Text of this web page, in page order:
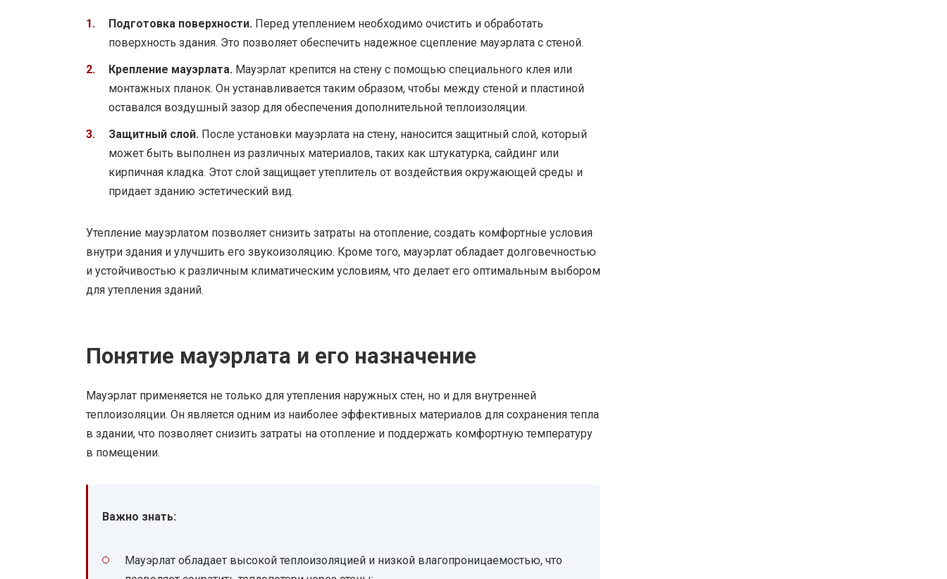
Подготовка поверхности. Перед утеплением необходимо очистить и обработать
поверхность здания. Это позволяет обеспечить надежное сцепление мауэрлата с стеной.
Крепление мауэрлата. Мауэрлат крепится на стену с помощью специального клея или
монтажных планок. Он устанавливается таким образом, чтобы между стеной и пластиной
оставался воздушный зазор для обеспечения дополнительной теплоизоляции.
Защитный слой. После установки мауэрлата на стену, наносится защитный слой, который
может быть выполнен из различных материалов, таких как штукатурка, сайдинг или
кирпичная кладка. Этот слой защищает утеплитель от воздействия окружающей среды и
придает зданию эстетический вид.
Утепление мауэрлатом позволяет снизить затраты на отопление, создать комфортные условия
внутри здания и улучшить его звукоизоляцию. Кроме того, мауэрлат обладает долговечностью
и устойчивостью к различным климатическим условиям, что делает его оптимальным выбором
для утепления зданий.
Понятие мауэрлата и его назначение
Мауэрлат применяется не только для утепления наружных стен, но и для внутренней
теплоизоляции. Он является одним из наиболее эффективных материалов для сохранения тепла
в здании, что позволяет снизить затраты на отопление и поддержать комфортную температуру
в помещении.
Важно знать:
Мауэрлат обладает высокой теплоизоляцией и низкой влагопроницаемостью, что